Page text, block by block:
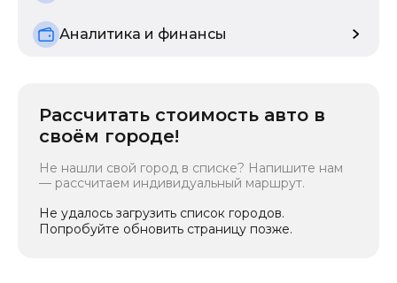
Аналитика и финансы
Рассчитать стоимость авто в
своём городе!
Не нашли свой город в списке? Напишите нам
— рассчитаем индивидуальный маршрут.
Не удалось загрузить список городов.
Попробуйте обновить страницу позже.